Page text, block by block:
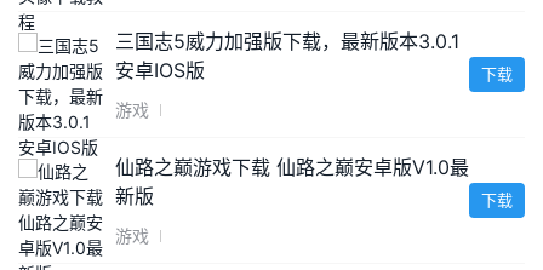
三国志5威力加强版下载，最新版本3.0.1
安卓IOS版
游戏
下载
仙路之巅游戏下载 仙路之巅安卓版V1.0最
新版
游戏
下载